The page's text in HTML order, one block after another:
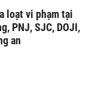
loạt vi phạm tại
PNJ, SJC, DOJI,
an